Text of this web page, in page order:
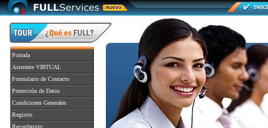
Portada
Asistente VIRTUAL
Formulario de Contacto
Protección de Datos
Condiciones Generales
Registro
Recordatorio